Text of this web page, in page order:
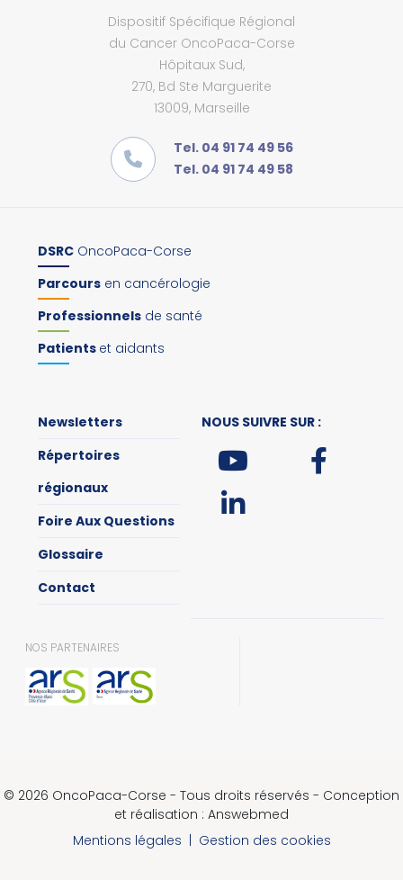
Dispositif Spécifique Régional
du Cancer OncoPaca-Corse
Hôpitaux Sud,
270, Bd Ste Marguerite
13009, Marseille
Tel. 04 91 74 49 56
Tel. 04 91 74 49 58
DSRC OncoPaca-Corse
Parcours en cancérologie
Professionnels de santé
Patients et aidants
Newsletters
Répertoires
régionaux
Foire Aux Questions
Glossaire
Contact
NOUS SUIVRE SUR :
NOS PARTENAIRES
© 2026 OncoPaca-Corse - Tous droits réservés - Conception
et réalisation : Answebmed
Mentions légales | Gestion des cookies